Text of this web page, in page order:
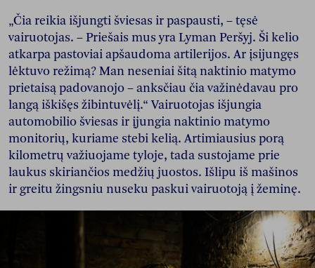
„Čia reikia išjungti šviesas ir paspausti, – tęsė
vairuotojas. – Priešais mus yra Lyman Peršyj. Ši kelio
atkarpa pastoviai apšaudoma artilerijos. Ar įsijungęs
lėktuvo režimą? Man neseniai šitą naktinio matymo
prietaisą padovanojo – anksčiau čia važinėdavau pro
langą iškišęs žibintuvėlį.“ Vairuotojas išjungia
automobilio šviesas ir įjungia naktinio matymo
monitorių, kuriame stebi kelią. Artimiausius porą
kilometrų važiuojame tyloje, tada sustojame prie
laukus skiriančios medžių juostos. Išlipu iš mašinos
ir greitu žingsniu nuseku paskui vairuotoją į žeminę.